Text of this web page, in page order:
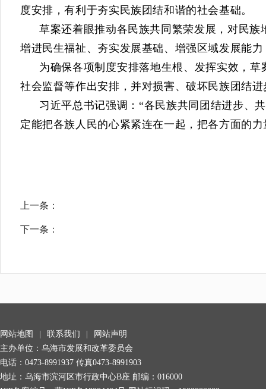
度安排，有利于夯实 民族 团结和谐的社会基础。
草案还着眼推动各民族共同繁荣发展， 对民族
增进民生福祉、夯实发展基础、增强区域发展能力
为确保各项制度安排落地生根、发挥实效，草
社会监督等作出安排，并对损害、破坏民族团结
习近平总书记强调：“各民族共同团结进步、
定能把各族人民的心紧紧连在一起，把各方面的
上一条：
下一条：
网站地图 联系我们
网站声明
主办单位：乌海市发展和改革委员会
电话：0473-8991937 传真0473-8991903
地址：乌海市滨河区市行政中心B座 邮编：016000